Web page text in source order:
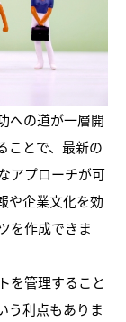
への道が一層開
ことで、最新の
アプローチが可
や企業文化を効
を作成できま
を管理すること
う利点もありま